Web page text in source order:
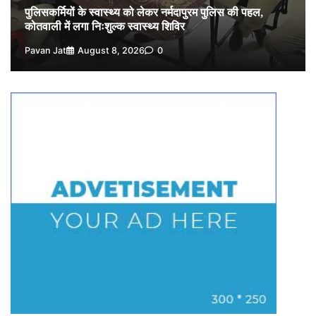
पुलिसकर्मियों के स्वास्थ्य को लेकर नर्मदापुरम पुलिस की पहल,
कोतवाली में लगा निःशुल्क स्वास्थ्य शिविर
Pavan Jat August 8, 2026 0